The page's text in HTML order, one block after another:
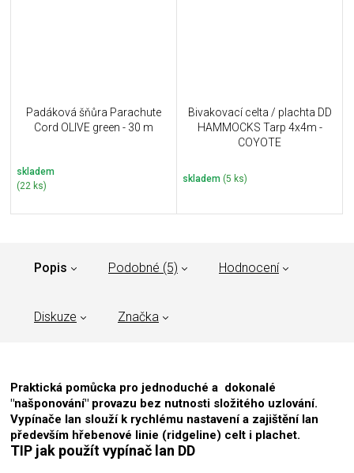
Padáková šňůra Parachute
Cord OLIVE green - 30 m
skladem
(22 ks)
Bivakovací celta / plachta DD
HAMMOCKS Tarp 4x4m -
COYOTE
skladem (5 ks)
Popis Podobné (5) Hodnocení
Diskuze Značka
Praktická pomůcka pro jednoduché a dokonalé
"našponování" provazu bez nutnosti složitého uzlování.
Vypínače lan slouží k rychlému nastavení a zajištění lan
především hřebenové linie (ridgeline) celt i plachet.
TIP jak použít vypínač lan DD